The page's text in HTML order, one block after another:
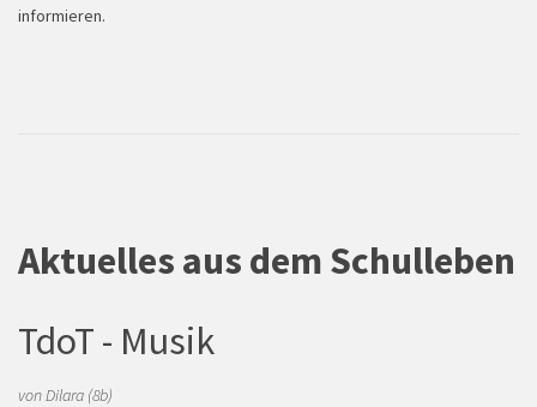
informieren.
Aktuelles aus dem Schulleben
TdoT - Musik
von Dilara (8b)